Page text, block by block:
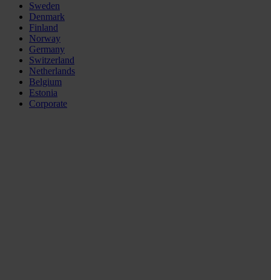
Sweden
Denmark
Finland
Norway
Germany
Switzerland
Netherlands
Belgium
Estonia
Corporate